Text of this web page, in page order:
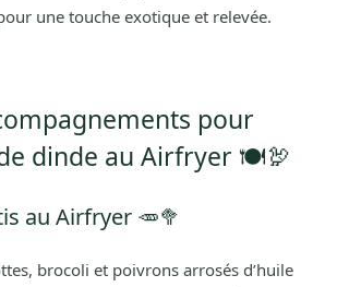
une touche exotique et relevée.
pour
de dinde au Airfryer 🍽️🦃
au Airfryer 🥕🥦
brocoli et poivrons arrosés d’huile